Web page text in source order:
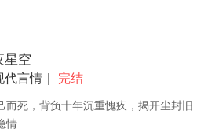
星空
代言情 完结
而死，背负十年沉重愧疚，揭开尘封旧
情……